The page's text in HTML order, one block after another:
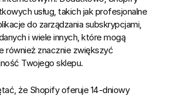
usług, takich jak profesjonalne
do zarządzania subskrypcjami,
i wiele innych, które mogą
również znacznie zwiększyć
Twojego sklepu.
że Shopify oferuje 14-dniowy